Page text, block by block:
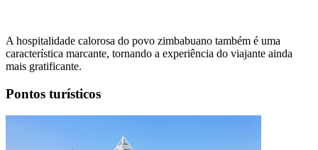
A hospitalidade calorosa do povo zimbabuano também é uma
característica marcante, tornando a experiência do viajante ainda
mais gratificante.
Pontos turísticos